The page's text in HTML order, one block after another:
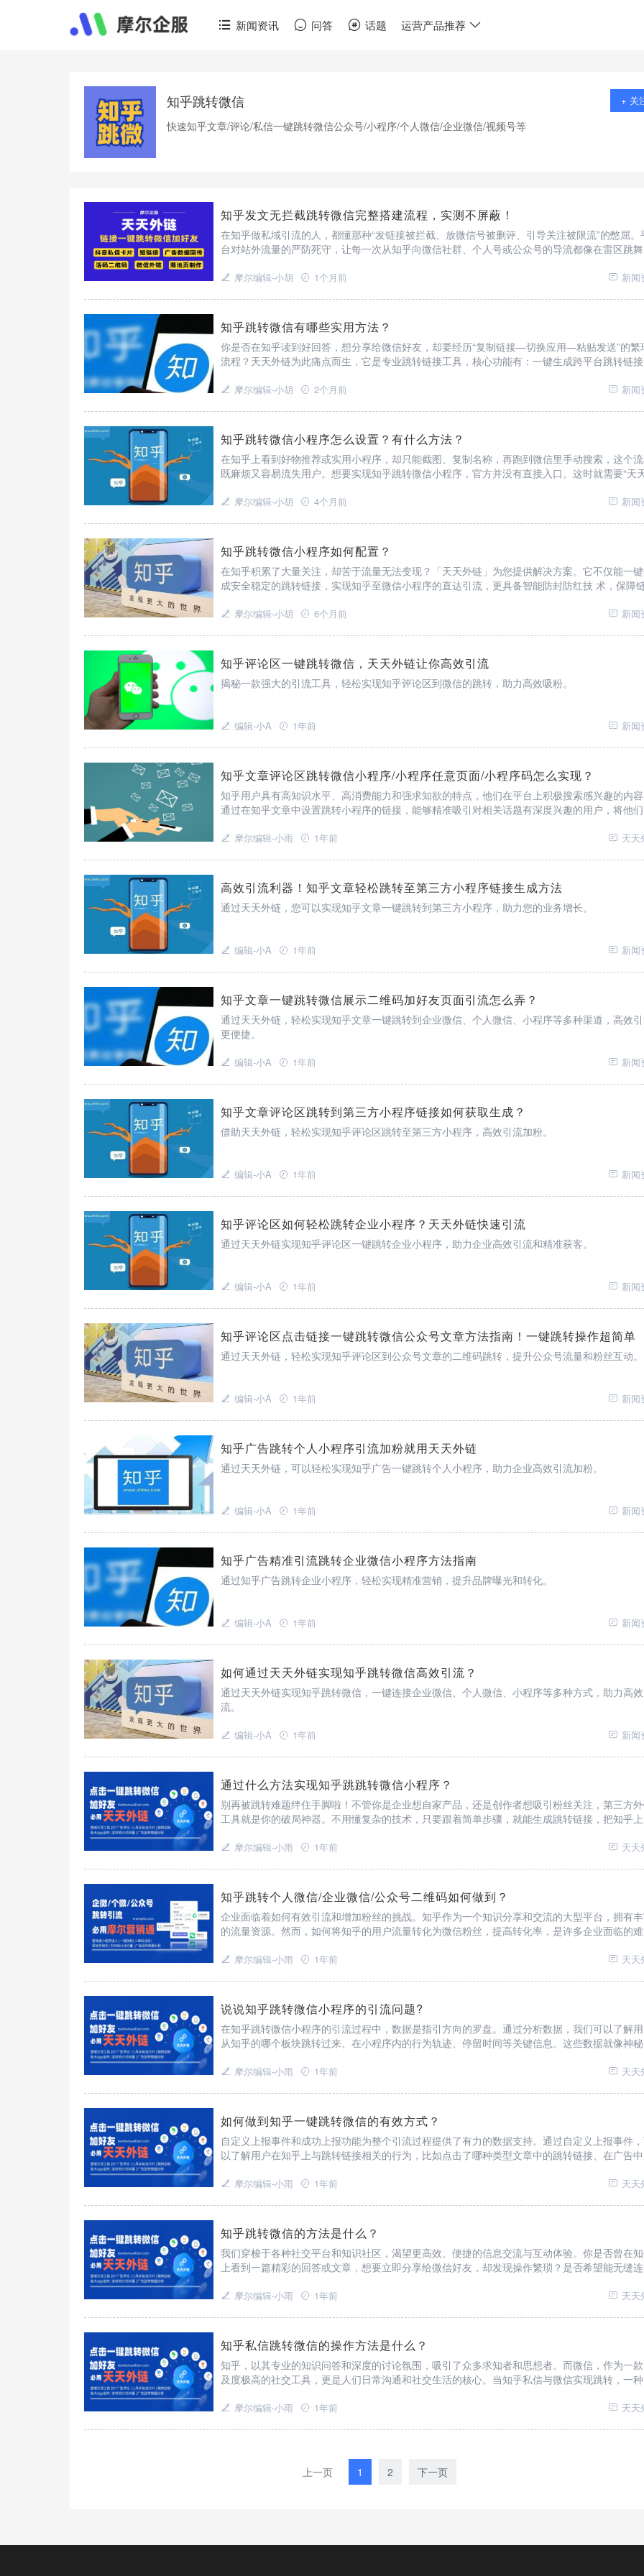
新闻资讯 问答 话题 运营产品推荐
知乎跳转微信 + 关
快速知乎文章/评论/私信一键跳转微信公众号/小程序/个人微信/企业微信/视频号等
知乎发文无拦截跳转微信完整搭建流程，实测不屏蔽！
在知乎做私域引流的人，都懂那种“发链接被拦截、放微信号被删评、引导关注被限流”的憋屈。
台对站外流量的严防死守，让每一次从知乎向微信社群、个人号或公众号的导流都像在雷区跳
接，从而取消拦截弹窗；数据回传，实时监测
摩尔编辑-小胡 1个月前 新闻
知乎跳转微信有哪些实用方法？
你是否在知乎读到好回答，想分享给微信好友，却要经历“复制链接—切换应用—粘贴发送”的繁
流程？天天外链为此痛点而生，它是专业跳转链接工具，核心功能有：一键生成跨平台跳转链接
信）、实时点击数据统计（追踪分享效果）。无论你
摩尔编辑-小胡 2个月前 新闻
知乎跳转微信小程序怎么设置？有什么方法？
在知乎上看到好物推荐或实用小程序，却只能截图、复制名称，再跑到微信里手动搜索，这个
既麻烦又容易流失用户。想要实现知乎跳转微信小程序，官方并没有直接入口。这时就需要“天
端唤起（点击链接后自动从知乎跳转到微信
摩尔编辑-小胡 4个月前 新闻
知乎跳转微信小程序如何配置？
在知乎积累了大量关注，却苦于流量无法变现？「天天外链」为您提供解决方案。它不仅能一
成安全稳定的跳转链接，实现知乎至微信小程序的直达引流，更具备智能防封防红技 术，保障
淀用户，它都能帮助您将知乎的高质量流量无
摩尔编辑-小胡 6个月前 新闻
知乎评论区一键跳转微信，天天外链让你高效引流
揭秘一款强大的引流工具，轻松实现知乎评论区到微信的跳转，助力高效吸粉。
编辑-小A 1年前 新闻
知乎文章评论区跳转微信小程序/小程序任意页面/小程序码怎么实现？
知乎用户具有高知识水平、高消费能力和强求知欲的特点，他们在平台上积极搜索感兴趣的内容
通过在知乎文章中设置跳转小程序的链接，能够精准吸引对相关话题有深度兴趣的用户，将他
摩尔编辑-小雨 1年前 天天
高效引流利器！知乎文章轻松跳转至第三方小程序链接生成方法
通过天天外链，您可以实现知乎文章一键跳转到第三方小程序，助力您的业务增长。
编辑-小A 1年前 新闻
知乎文章一键跳转微信展示二维码加好友页面引流怎么弄？
通过天天外链，轻松实现知乎文章一键跳转到企业微信、个人微信、小程序等多种渠道，高效
更便捷。
编辑-小A 1年前 新闻
知乎文章评论区跳转到第三方小程序链接如何获取生成？
借助天天外链，轻松实现知乎评论区跳转至第三方小程序，高效引流加粉。
编辑-小A 1年前 新闻
知乎评论区如何轻松跳转企业小程序？天天外链快速引流
通过天天外链实现知乎评论区一键跳转企业小程序，助力企业高效引流和精准获客。
编辑-小A 1年前 新闻
知乎评论区点击链接一键跳转微信公众号文章方法指南！一键跳转操作超简单
通过天天外链，轻松实现知乎评论区到公众号文章的二维码跳转，提升公众号流量和粉丝互动。
编辑-小A 1年前 新闻
知乎广告跳转个人小程序引流加粉就用天天外链
通过天天外链，可以轻松实现知乎广告一键跳转个人小程序，助力企业高效引流加粉。
编辑-小A 1年前 新闻
知乎广告精准引流跳转企业微信小程序方法指南
通过知乎广告跳转企业小程序，轻松实现精准营销，提升品牌曝光和转化。
编辑-小A 1年前 新闻
如何通过天天外链实现知乎跳转微信高效引流？
通过天天外链实现知乎跳转微信，一键连接企业微信、个人微信、小程序等多种方式，助力高效
流。
编辑-小A 1年前 新闻
通过什么方法实现知乎跳跳转微信小程序？
别再被跳转难题绊住手脚啦！不管你是企业想自家产品，还是创作者想吸引粉丝关注，第三方
工具就是你的破局神器。不用懂复杂的技术，只要跟着简单步骤，就能生成跳转链接，把知乎
摩尔编辑-小雨 1年前 天天
知乎跳转个人微信/企业微信/公众号二维码如何做到？
企业面临着如何有效引流和增加粉丝的挑战。知乎作为一个知识分享和交流的大型平台，拥有
的流量资源。然而，如何将知乎的用户流量转化为微信粉丝，提高转化率，是许多企业面临的难
摩尔编辑-小雨 1年前 天天
说说知乎跳转微信小程序的引流问题?
在知乎跳转微信小程序的引流过程中，数据是指引方向的罗盘。通过分析数据，我们可以了解
从知乎的哪个板块跳转过来、在小程序内的行为轨迹、停留时间等关键信息。这些数据就像神
调整在该话题中的引导话术；如果用户在小程序
摩尔编辑-小雨 1年前 天天
如何做到知乎一键跳转微信的有效方式？
自定义上报事件和成功上报功能为整个引流过程提供了有力的数据支持。通过自定义上报事件
以了解用户在知乎上与跳转链接相关的行为，比如点击了哪种类型文章中的跳转链接、在广告
容、广告投放策略、图文卡片样式等，增加广告
摩尔编辑-小雨 1年前 天天
知乎跳转微信的方法是什么？
我们穿梭于各种社交平台和知识社区，渴望更高效、便捷的信息交流与互动体验。你是否曾在
上看到一篇精彩的回答或文章，想要立即分享给微信好友，却发现操作繁琐？是否希望能无缝
摩尔编辑-小雨 1年前 天天
知乎私信跳转微信的操作方法是什么？
知乎，以其专业的知识问答和深度的讨论氛围，吸引了众多求知者和思想者。而微信，作为一
及度极高的社交工具，更是人们日常沟通和社交生活的核心。当知乎私信与微信实现跳转，一
摩尔编辑-小雨 1年前 天天
上一页 1 2 下一页